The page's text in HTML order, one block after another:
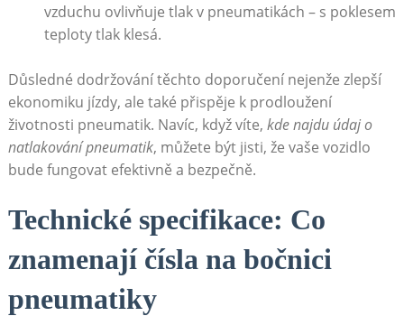
vzduchu ovlivňuje tlak ​v⁣ pneumatikách –⁢ s poklesem
teploty tlak klesá.
Důsledné dodržování těchto doporučení ‌nejenže zlepší
ekonomiku jízdy, ale také ⁣přispěje k ⁣prodloužení
životnosti pneumatik. Navíc, když víte, kde najdu údaj o
⁤natlakování pneumatik, můžete být jisti, že vaše vozidlo
bude fungovat efektivně a ‍bezpečně.
Technické specifikace: Co
znamenají ⁣čísla na bočnici
pneumatiky